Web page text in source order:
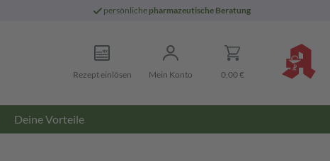
persönliche pharmazeutische Beratung
Rezept einlösen Mein Konto 0,00 €
Deine Vorteile